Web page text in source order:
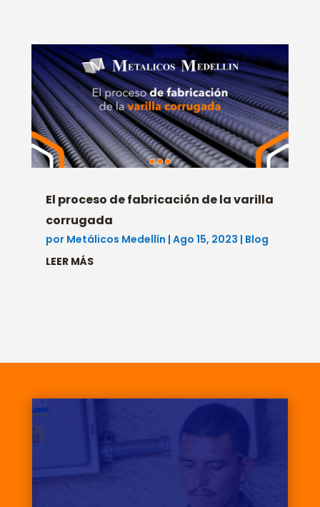
El proceso de fabricación de la varilla
corrugada
por Metálicos Medellín | Ago 15, 2023 | Blog
LEER MÁS